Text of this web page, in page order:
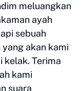
meluangkan
ayah
sebuah
akan kami
kelak. Terima
kami
suara